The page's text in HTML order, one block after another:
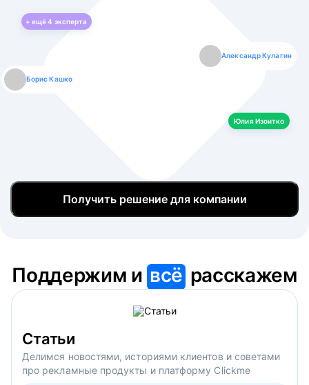
+ ещё4 эксперта
Борис Кашко
Александр Кулагин
Юлия Изоитко
Юлия Изоитко
Даниил Макаров
Александр Кулагин
Екатерина Лазаренко
Даниил Макаров
Борис Кашко
Екатерина Лазаренко
Юлия Изоитко
Получить решение для компании
Поддержим ивсё расскажем
Статьи
Делимся новостями, историями клиентов и советами
про рекламные продукты и платформу Clickme